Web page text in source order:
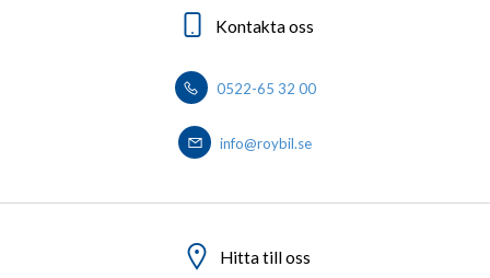
Kontakta oss
0522-65 32 00
info@roybil.se
Hitta till oss
Kontakta oss
0570-727400
info@roybil.se
Hitta till oss
Kontakta oss
0530 - 444 40
info@roybil.se
Hitta till oss
Kontakta oss
0303-20 86 00
info@roybil.se
Hitta till oss